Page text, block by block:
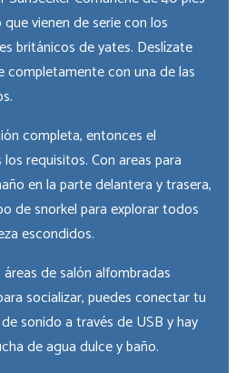
vienen de serie con los
británicos de yates. Deslízate
con una de las
completa, entonces el
requisitos. Con areas para
en la parte delantera y trasera,
de snorkel para explorar todos
escondidos.
de salón alfombradas
socializar, puedes conectar tu
sonido a través de USB y hay
de agua dulce y baño.